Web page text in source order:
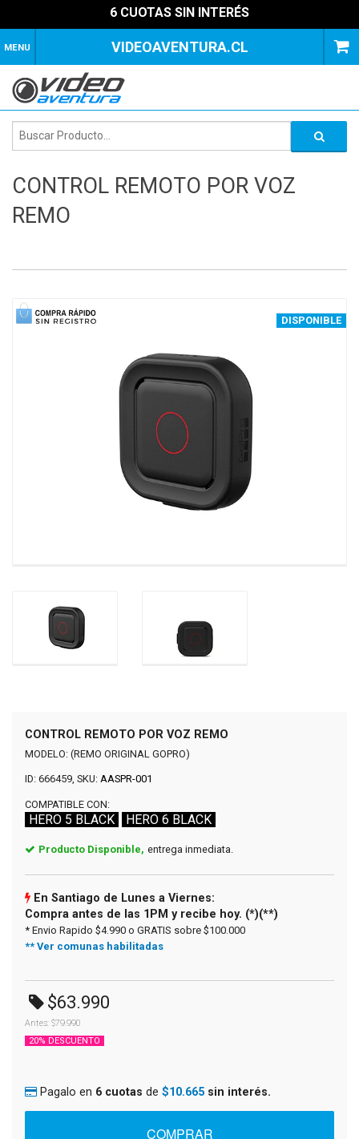
6 CUOTAS SIN INTERÉS
MENU VIDEOAVENTURA.CL
CONTROL REMOTO POR VOZ
REMO
DISPONIBLE
1 of 2
CONTROL REMOTO POR VOZ REMO
MODELO: (REMO ORIGINAL GOPRO)
ID: 666459, SKU: AASPR-001
COMPATIBLE CON:
HERO 5 BLACK HERO 6 BLACK
Producto Disponible, entrega inmediata.
En Santiago de Lunes a Viernes:
Compra antes de las 1PM y recibe hoy. (*)(**)
* Envio Rapido $4.990 o GRATIS sobre $100.000
** Ver comunas habilitadas
$63.990
Antes: $79.990
20% DESCUENTO
Pagalo en 6 cuotas de $10.665 sin interés.